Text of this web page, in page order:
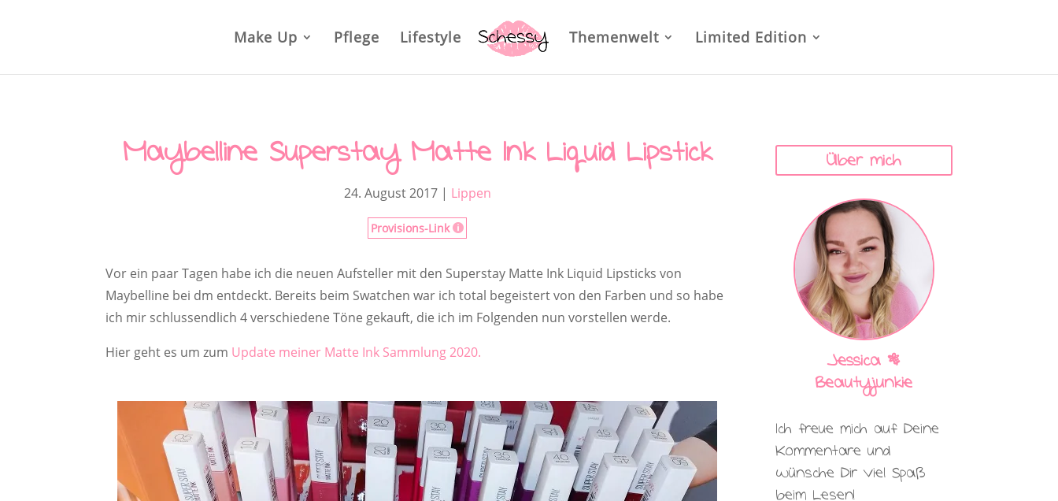
Make Up Pflege Lifestyle Themenwelt Limited Edition
Maybelline Superstay Matte Ink Liquid Lipstick
24. August 2017| Lippen
Provisions-Link
Vor ein paar Tagen habe ich die neuen Aufsteller mit den Superstay Matte Ink Liquid Lipsticks von
Maybelline bei dm entdeckt. Bereits beim Swatchen war ich total begeistert von den Farben und so habe
ich mir schlussendlich 4 verschiedene Töne gekauft, die ich im Folgenden nun vorstellen werde.
Hier geht es um zum Update meiner Matte Ink Sammlung 2020.
Über mich
Jessica |
Beautyjunkie
Ich freue mich auf Deine
Kommentare und
wünsche Dir viel Spaß
beim Lesen!